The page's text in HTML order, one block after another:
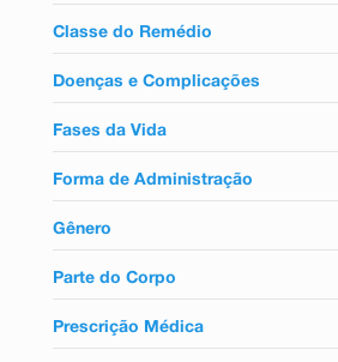
Vitamina D + Associações
Classe do Remédio
Antiartríticos
Doenças e Complicações
Para artrite
Fases da Vida
Para adultos
Forma de Administração
Uso oral
Gênero
Unissex
Parte do Corpo
Para articulação
Prescrição Médica